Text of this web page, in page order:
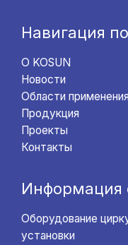
Навигация
О KOSUN
Новости
Области применения
Продукция
Проекты
Контакты
Информация
Оборудование
установки